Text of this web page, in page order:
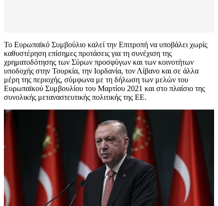
Το Ευρωπαϊκό Συμβούλιο καλεί την Επιτροπή να υποβάλει χωρίς
καθυστέρηση επίσημες προτάσεις για τη συνέχιση της
χρηματοδότησης των Σύρων προσφύγων και των κοινοτήτων
υποδοχής στην Τουρκία, την Ιορδανία, τον Λίβανο και σε άλλα
μέρη της περιοχής, σύμφωνα με τη δήλωση των μελών του
Ευρωπαϊκού Συμβουλίου του Μαρτίου 2021 και στο πλαίσιο της
συνολικής μεταναστευτικής πολιτικής της ΕΕ.